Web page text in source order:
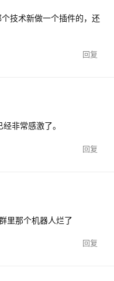
技术新做一个插件的，还
回复
非常感激了。
回复
里那个机器人烂了
回复